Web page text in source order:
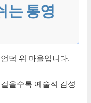
는 통영
덕 위 마을입니다.
을수록 예술적 감성